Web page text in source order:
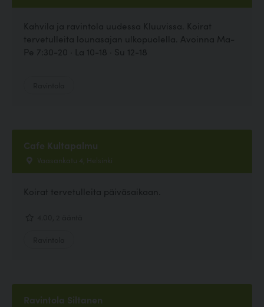
Kahvila ja ravintola uudessa Kluuvissa. Koirat
tervetulleita lounasajan ulkopuolella. Avoinna Ma-
Pe 7:30-20 · La 10-18 · Su 12-18
Cafe Kultapalmu
Vaasankatu 4, Helsinki
Koirat tervetulleita päiväsaikaan.
Ravintola Siltanen